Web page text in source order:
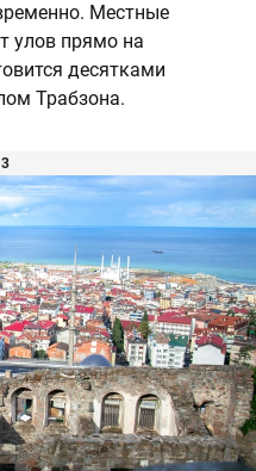
Местные
улов прямо на
десятками
Трабзона.